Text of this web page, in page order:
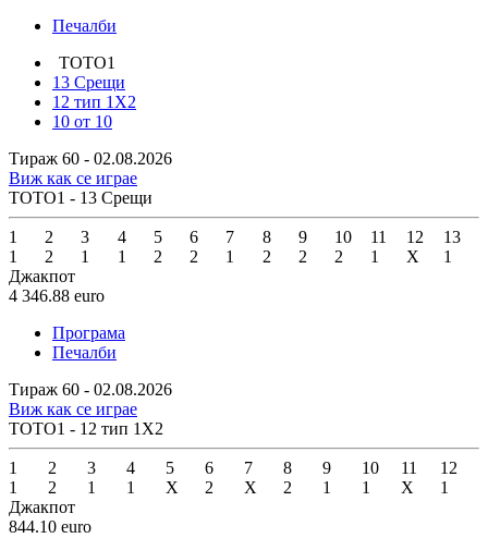
Печалби
ТОТО1
13 Срещи
12 тип 1X2
10 от 10
Тираж 60 - 02.08.2026
Виж как се играе
ТОТО1 - 13 Срещи
1
1
2
2
3
1
4
1
5
2
6
2
7
1
8
2
9
2
10
2
11
1
12
X
13
1
Джакпот
4 346.88 euro
Програма
Печалби
Тираж 60 - 02.08.2026
Виж как се играе
ТОТО1 - 12 тип 1X2
1
1
2
2
3
1
4
1
5
X
6
2
7
X
8
2
9
1
10
1
11
X
12
1
Джакпот
844.10 euro